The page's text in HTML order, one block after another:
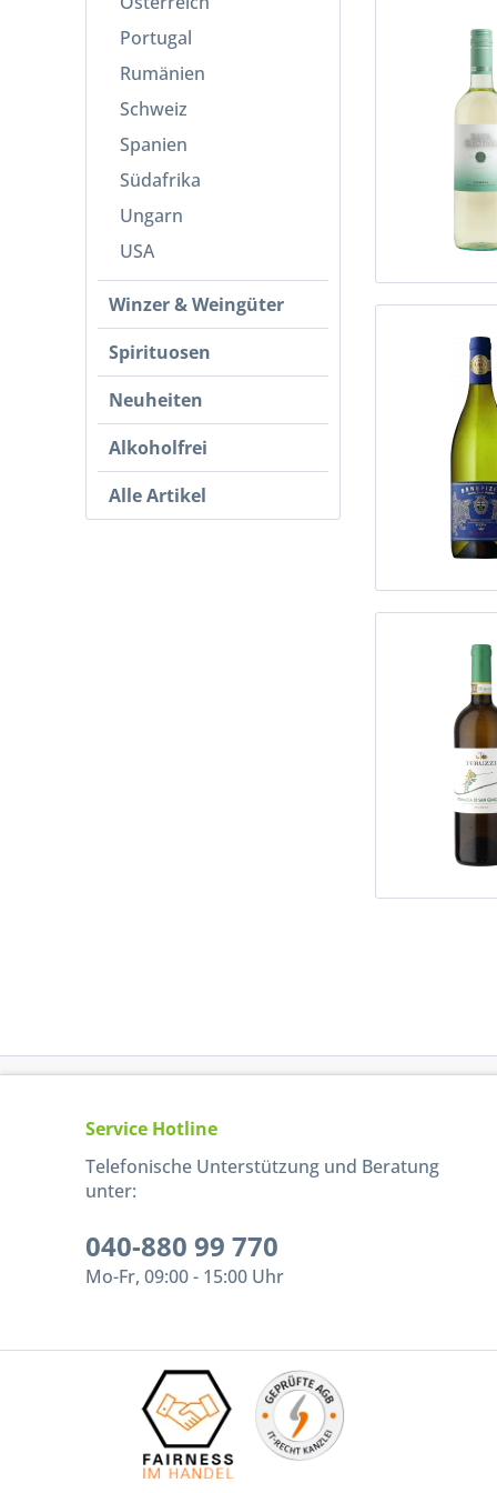
Portugal
Rumänien
Schweiz
Spanien
Südafrika
Ungarn
USA
Winzer & Weingüter
Spirituosen
Neuheiten
Alkoholfrei
Alle Artikel
Service Hotline
Telefonische Unterstützung und Beratung
unter:
040-880 99 770
Mo-Fr, 09:00 - 15:00 Uhr